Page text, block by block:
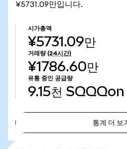
¥5731.09만입니다.
시가총액
¥5731.09만
거래량 (24시간)
¥1786.60만
유통 중인 공급량
9.15천 SQQQon
통계 더 보기